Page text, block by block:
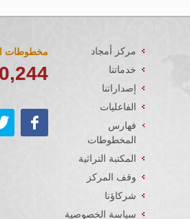
مركز أمجاد
خدماتنا
إصداراتنا
الفاعليات
فهارس
المخطوطات
المكتبة التراثية
وقف المركز
شركاؤنا
سياسة الخصوصية
مخطوطات